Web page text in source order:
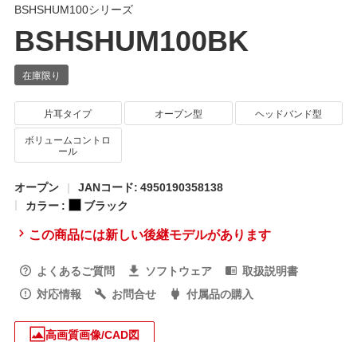
BSHSHUM100シリーズ
BSHSHUM100BK
片耳タイプ オープン型
ヘッドバンド型
ボリュームコントロ
ール
オープン
JANコード: 4950190358138
カラー :
ブラック
この商品には新しい後継モデルがあります
よくあるご質問 ソフトウェア
取扱説明書
対応情報
お問合せ 付属品の購入
高画質画像/CAD図